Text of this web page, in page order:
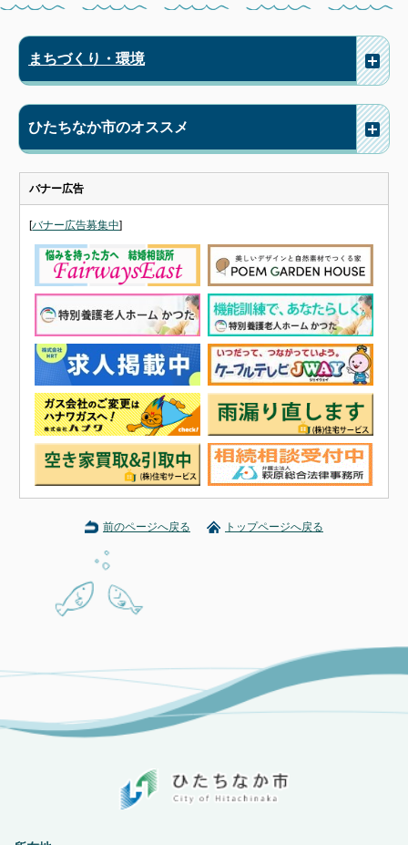
まちづくり・環境
ひたちなか市のオススメ
バナー広告
[バナー広告募集中]
前のページへ戻る トップページへ戻る